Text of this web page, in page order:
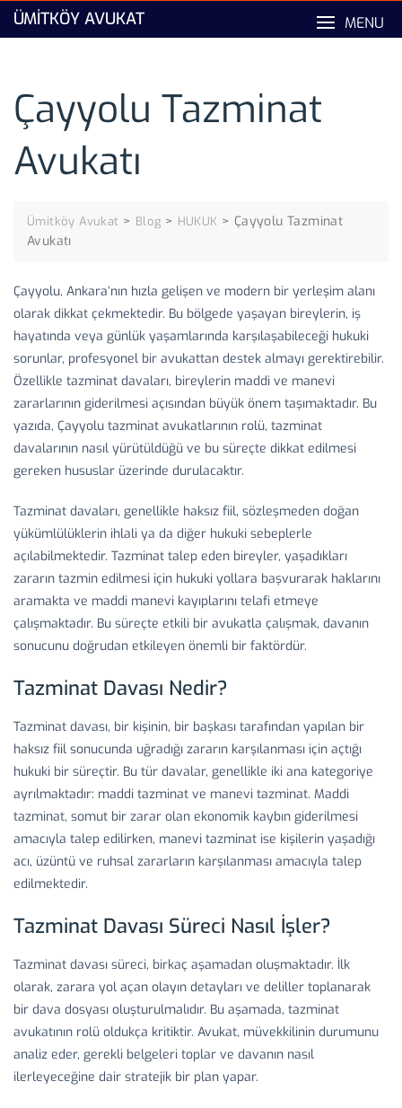
SkipÜMITKÖY AVUKAT MENU
Çayyolu Tazminat
Avukatı
Ümitköy Avukat > Blog > HUKUK > Çayyolu Tazminat
Avukatı
Çayyolu, Ankara’nın hızla gelişen ve modern bir yerleşim alanı
olarak dikkat çekmektedir. Bu bölgede yaşayan bireylerin, iş
hayatında veya günlük yaşamlarında karşılaşabileceği hukuki
sorunlar, profesyonel bir avukattan destek almayı gerektirebilir.
Özellikle tazminat davaları, bireylerin maddi ve manevi
zararlarının giderilmesi açısından büyük önem taşımaktadır. Bu
yazıda, Çayyolu tazminat avukatlarının rolü, tazminat
davalarının nasıl yürütüldüğü ve bu süreçte dikkat edilmesi
gereken hususlar üzerinde durulacaktır.
Tazminat davaları, genellikle haksız fiil, sözleşmeden doğan
yükümlülüklerin ihlali ya da diğer hukuki sebeplerle
açılabilmektedir. Tazminat talep eden bireyler, yaşadıkları
zararın tazmin edilmesi için hukuki yollara başvurarak haklarını
aramakta ve maddi manevi kayıplarını telafi etmeye
çalışmaktadır. Bu süreçte etkili bir avukatla çalışmak, davanın
sonucunu doğrudan etkileyen önemli bir faktördür.
Tazminat Davası Nedir?
Tazminat davası, bir kişinin, bir başkası tarafından yapılan bir
haksız fiil sonucunda uğradığı zararın karşılanması için açtığı
hukuki bir süreçtir. Bu tür davalar, genellikle iki ana kategoriye
ayrılmaktadır: maddi tazminat ve manevi tazminat. Maddi
tazminat, somut bir zarar olan ekonomik kaybın giderilmesi
amacıyla talep edilirken, manevi tazminat ise kişilerin yaşadığı
acı, üzüntü ve ruhsal zararların karşılanması amacıyla talep
edilmektedir.
Tazminat Davası Süreci Nasıl İşler?
Tazminat davası süreci, birkaç aşamadan oluşmaktadır. İlk
olarak, zarara yol açan olayın detayları ve deliller toplanarak
bir dava dosyası oluşturulmalıdır. Bu aşamada, tazminat
avukatının rolü oldukça kritiktir. Avukat, müvekkilinin durumunu
analiz eder, gerekli belgeleri toplar ve davanın nasıl
ilerleyeceğine dair stratejik bir plan yapar.